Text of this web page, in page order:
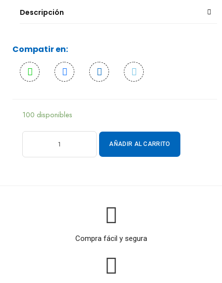
Descripción
Compatir en:
100 disponibles
AÑADIR AL CARRITO
Compra fácil y segura